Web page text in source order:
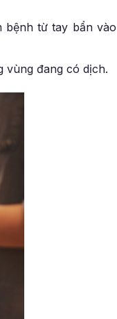
bệnh từ tay bẩn vào
vùng đang có dịch.